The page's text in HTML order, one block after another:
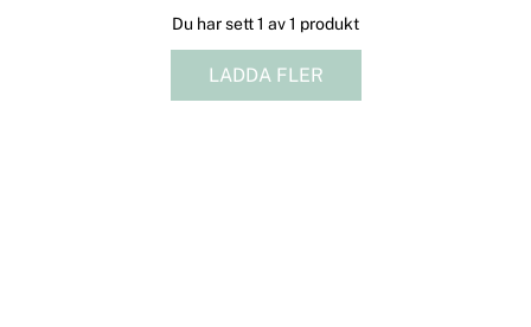
Du har sett 1 av 1 produkt
LADDA FLER